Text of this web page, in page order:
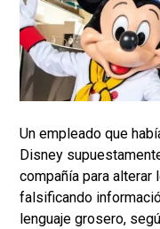
Un empleado que
Disney
compañía para
falsificando
lenguaje grosero,